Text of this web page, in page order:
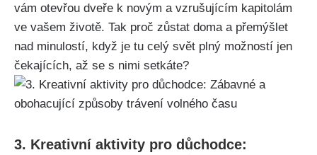
vám otevřou dveře k⁤ novým a ‍vzrušujícím⁢ kapitolám
ve vašem ‌životě. Tak⁢ proč zůstat doma a přemýšlet
nad minulostí, ‍když je tu celý svět ​plný možností jen
čekajících, až‍ se s nimi⁣ setkáte?
3. Kreativní aktivity pro důchodce: